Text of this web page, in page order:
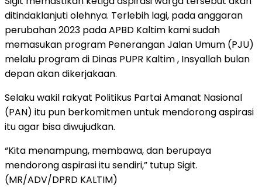
ditindaklanjuti olehnya. Terlebih lagi, pada anggaran
perubahan 2023 pada APBD Kaltim kami sudah
memasukan program Penerangan Jalan Umum (PJU)
melalu program di Dinas PUPR Kaltim , Insyallah bulan
depan akan dikerjakaan.
Selaku wakil rakyat Politikus Partai Amanat Nasional
(PAN) itu pun berkomitmen untuk mendorong aspirasi
itu agar bisa diwujudkan.
“Kita menampung, membawa, dan berupaya
mendorong aspirasi itu sendiri,” tutup Sigit.
(MR/ADV/DPRD KALTIM)